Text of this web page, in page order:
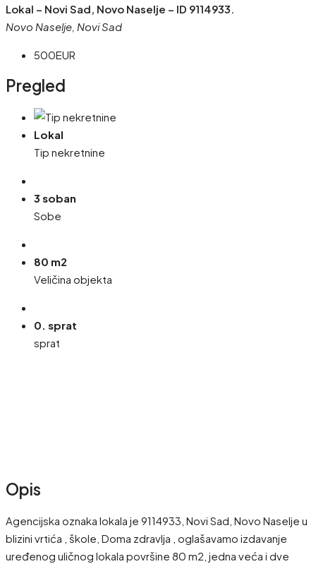
Lokal – Novi Sad, Novo Naselje – ID 9114933.
Novo Naselje, Novi Sad
500EUR
Pregled
Lokal
Tip nekretnine
3 soban
Sobe
80 m2
Veličina objekta
0. sprat
sprat
Opis
Agencijska oznaka lokala je 9114933, Novi Sad, Novo Naselje u
blizini vrtića , škole, Doma zdravlja , oglašavamo izdavanje
uređenog uličnog lokala površine 80 m2, jedna veća i dve